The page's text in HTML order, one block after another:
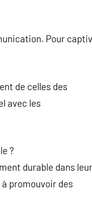
Pour
de celles des
avec les
?
durable dans
promouvoir des